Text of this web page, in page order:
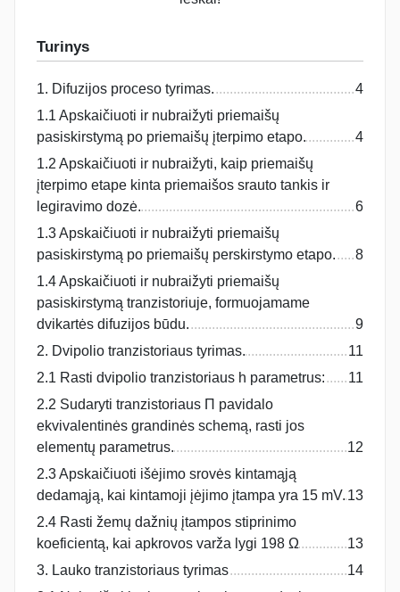
Turinys
1. Difuzijos proceso tyrimas.
4
1.1 Apskaičiuoti ir nubraižyti priemaišų
pasiskirstymą po priemaišų įterpimo etapo.
4
1.2 Apskaičiuoti ir nubraižyti, kaip priemaišų
įterpimo etape kinta priemaišos srauto tankis ir
legiravimo dozė.
6
1.3 Apskaičiuoti ir nubraižyti priemaišų
pasiskirstymą po priemaišų perskirstymo etapo.
8
1.4 Apskaičiuoti ir nubraižyti priemaišų
pasiskirstymą tranzistoriuje, formuojamame
dvikartės difuzijos būdu.
9
2. Dvipolio tranzistoriaus tyrimas.
11
2.1 Rasti dvipolio tranzistoriaus h parametrus:
11
2.2 Sudaryti tranzistoriaus Π pavidalo
ekvivalentinės grandinės schemą, rasti jos
elementų parametrus.
12
2.3 Apskaičiuoti išėjimo srovės kintamąją
dedamąją, kai kintamoji įėjimo įtampa yra 15 mV. 13
2.4 Rasti žemų dažnių įtampos stiprinimo
koeficientą, kai apkrovos varža lygi 198 Ω
13
3. Lauko tranzistoriaus tyrimas
14